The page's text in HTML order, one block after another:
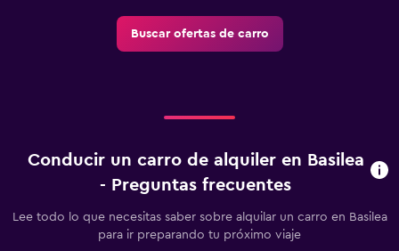
Buscar ofertas de carro
Conducir un carro de alquiler en Basilea
- Preguntas frecuentes
Lee todo lo que necesitas saber sobre alquilar un carro en Basilea
para ir preparando tu próximo viaje